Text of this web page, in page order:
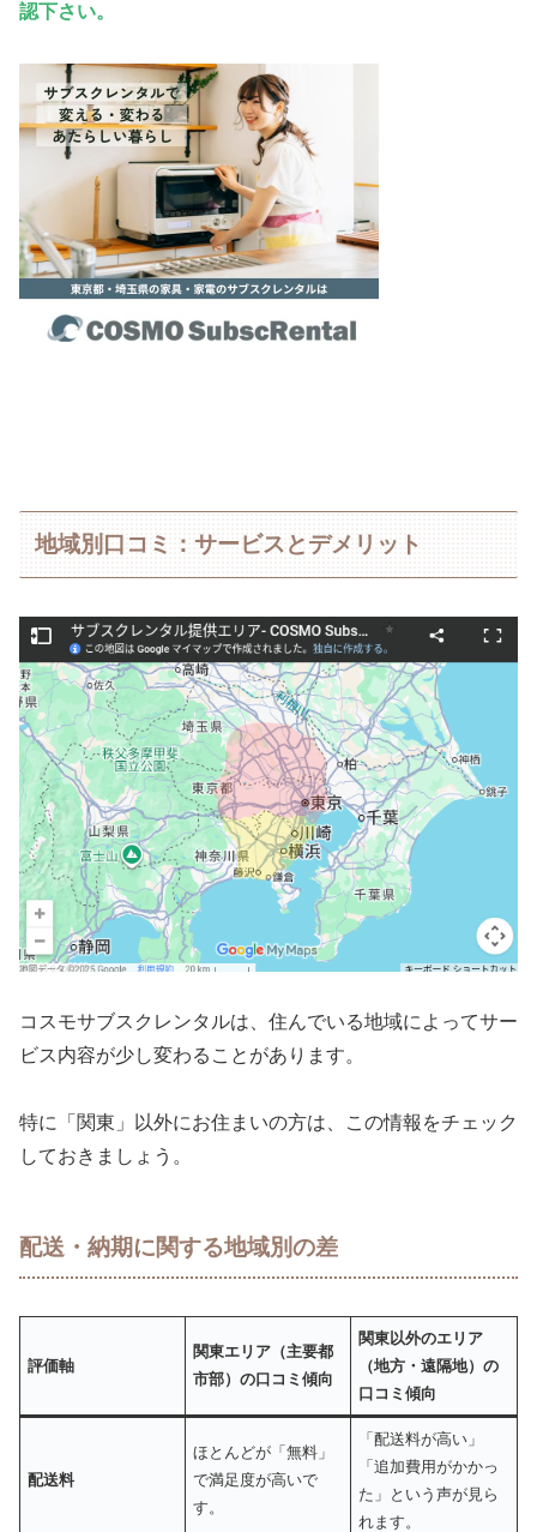
認下さい。
地域別口コミ：サービスとデメリット
コスモサブスクレンタルは、住んでいる地域によってサー
ビス内容が少し変わることがあります。
特に「関東」以外にお住まいの方は、この情報をチェック
しておきましょう。
配送・納期に関する地域別の差
評価軸
関東エリア（主要都
市部）の口コミ傾向
関東以外のエリア
（地方・遠隔地）の
口コミ傾向
配送料
ほとんどが「無料」
で満足度が高いで
す。
「配送料が高い」
「追加費用がかかっ
た」という声が見ら
れます。